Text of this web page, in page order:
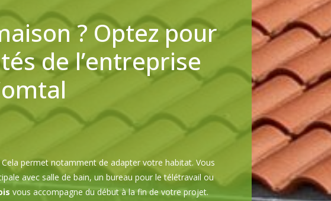
? Optez pour
de l’entreprise
permet notamment de adapter votre habitat. Vous
avec salle de bain, un bureau pour le télétravail ou
vous accompagne du début à la fin de votre projet.